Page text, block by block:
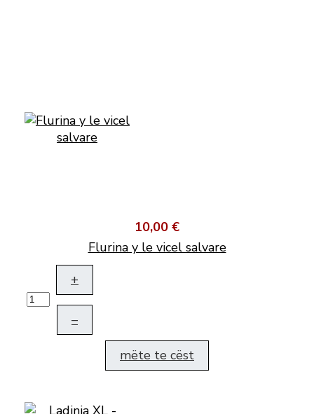
10,00 €
Flurina y le vicel salvare
+
–
mëte te cëst